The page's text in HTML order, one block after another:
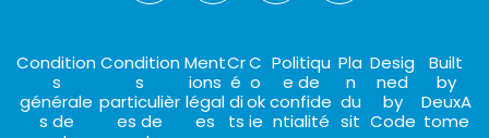
Condition
s
générale
s de
Condition
s
particulièr
es de
Ment
ions
légal
es
Cr
é
di
ts
C
o
ok
ie
Politiqu
e de
confide
ntialité
Pla
n
du
sit
Desig
ned
by
Code
Built
by
DeuxA
tome